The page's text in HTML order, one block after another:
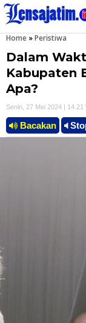
Home »Peristiwa
Dalam
Kabupaten
Apa?
Senin, 27 Mei 2024 | 14.21
Bacakan